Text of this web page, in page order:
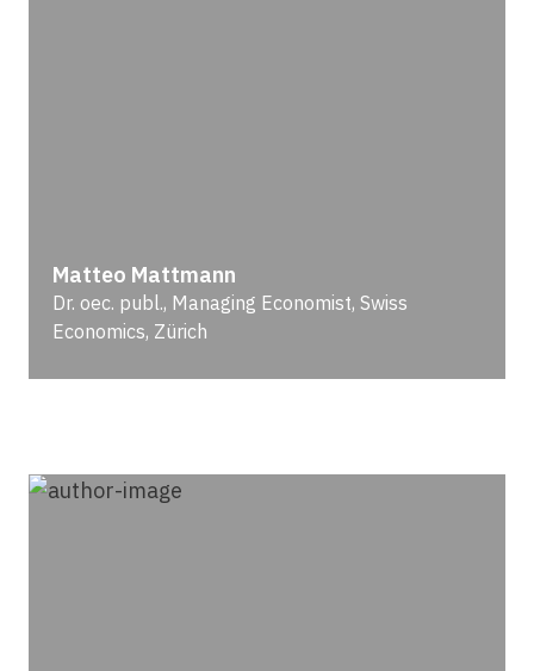
Matteo Mattmann
Dr. oec. publ., Managing Economist, Swiss
Economics, Zürich